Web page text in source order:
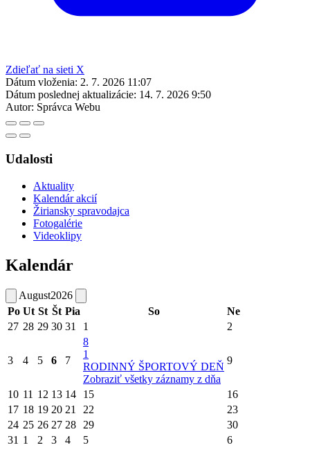
Zdieľať na sieti X
Dátum vloženia: 2. 7. 2026 11:07
Dátum poslednej aktualizácie: 14. 7. 2026 9:50
Autor: Správca Webu
Udalosti
Aktuality
Kalendár akcií
Žiriansky spravodajca
Fotogalérie
Videoklipy
Kalendár
August2026
Po Ut St Št Pia So
Ne
27 28 29 30 31 1 2
3 4 5 6 7
8
1
RODINNÝ ŠPORTOVÝ DEŇ
Zobraziť všetky záznamy z dňa
9
10 11 12 13 14 15
16
17 18 19 20 21 22
23
24 25 26 27 28 29
30
31 1 2 3 4 5 6